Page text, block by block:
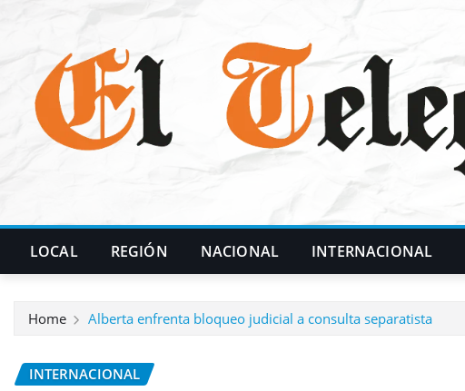
LOCAL REGIÓN NACIONAL INTERNACIONAL
Home Alberta enfrenta bloqueo judicial a consulta separatista
INTERNACIONAL